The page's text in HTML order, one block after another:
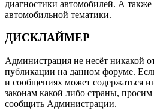
диагностики автомобилей. А
автомобильной тематики.
ДИСКЛАЙМЕР
Администрация не несёт никакой
публикации на данном форуме.
и сообщениях может содержаться
законам какой либо страны, просим
сообщить Администрации.